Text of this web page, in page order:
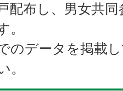
配布し、男女共
のデータを掲載
。